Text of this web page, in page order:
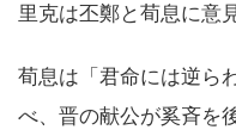
里克は丕鄭と荀息に意
荀息は「君命には逆ら
べ、晋の献公が奚斉を